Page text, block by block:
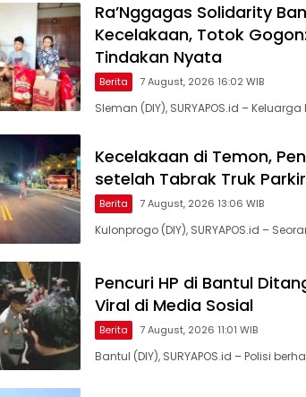
Ra’Nggagas Solidarity
Kecelakaan, Totok
Tindakan Nyata
Berita 7 August, 2026 16:02 WIB
Sleman (DIY), SURYAPOS.id –
Kecelakaan di Temon,
setelah Tabrak Truk Parkir
Berita 7 August, 2026 13:06 WIB
Kulonprogo (DIY), SURYAPOS.id –
Pencuri HP di Bantul
Viral di Media Sosial
Berita 7 August, 2026 11:01 WIB
Bantul (DIY), SURYAPOS.id – Polisi